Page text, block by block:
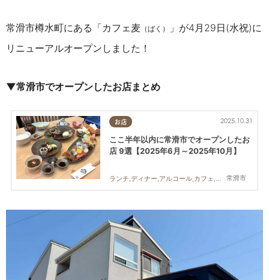
常滑市樽水町にある「カフェ麦 （ばく）
」が4月29日(水祝)に
リニューアルオープンしました！
▼常滑市でオープンしたお店まとめ
お店
常滑市
2025.10.31
ここ半年以内に常滑市でオープンしたお
店 9選【2025年6月～2025年10月】
ランチ,ディナー,アルコール,カフェ,開店,まとめ記事,家族